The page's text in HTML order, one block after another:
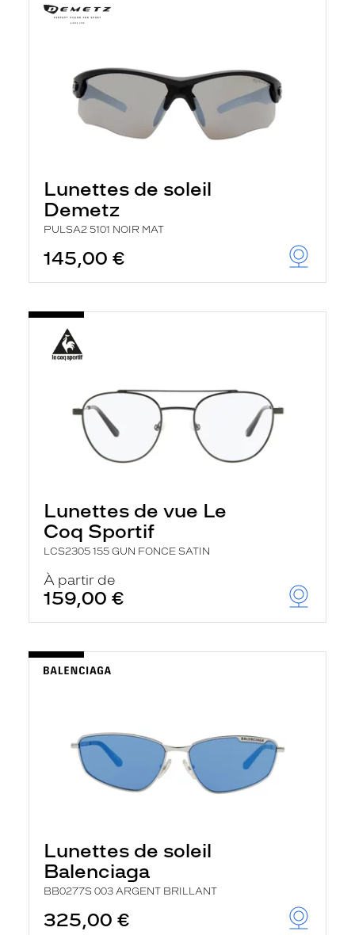
Lunettes de soleil
Demetz
PULSA2 5101 NOIR MAT
145,00 €
Lunettes de vue Le
Coq Sportif
LCS2305 155 GUN FONCE SATIN
À partir de
159,00 €
Lunettes de soleil
Balenciaga
BB0277S 003 ARGENT BRILLANT
325,00 €